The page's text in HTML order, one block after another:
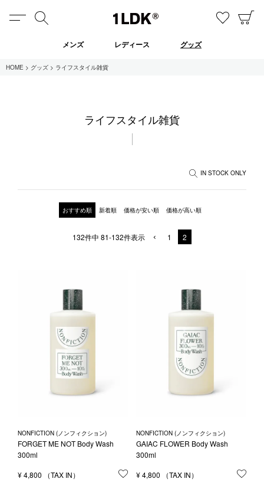
MENU お気に
メンズ レディース グッズ
全てのブランド
HOME グッズ ライフスタイル雑貨
ライフスタイル雑貨
IN STOCK ONLY
おすすめ順 新着順 価格が安い順 価格が高い順
132件中 81-132件表示 1 2
NONFICTION (ノンフィクション)
FORGET ME NOT Body Wash
300ml
¥4,800 お気に入りに登録する
NONFICTION (ノンフィクション)
GAIAC FLOWER Body Wash
300ml
¥4,800